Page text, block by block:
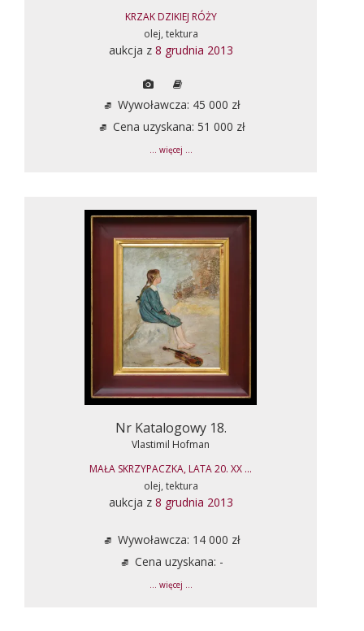
KRZAK DZIKIEJ RÓŻY
olej, tektura
aukcja z 8 grudnia 2013
Wywoławcza: 45 000 zł
Cena uzyskana: 51 000 zł
... więcej ...
Nr Katalogowy 18.
Vlastimil Hofman
MAŁA SKRZYPACZKA, LATA 20. XX ...
olej, tektura
aukcja z 8 grudnia 2013
Wywoławcza: 14 000 zł
Cena uzyskana: -
... więcej ...